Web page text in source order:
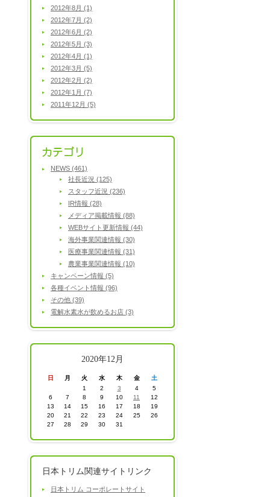
2012年8月 (1)
2012年7月 (2)
2012年6月 (2)
2012年5月 (3)
2012年4月 (1)
2012年3月 (5)
2012年2月 (2)
2012年1月 (7)
2011年12月 (5)
NEWS (461)
社長近況 (125)
スタッフ近況 (236)
IR情報 (28)
メディア掲載情報 (88)
WEBサイト更新情報 (44)
海外事業関連情報 (30)
医療事業関連情報 (31)
農業事業関連情報 (10)
キャンペーン情報 (5)
各種イベント情報 (96)
その他 (39)
電解水素水が飲めるお店 (3)
2020年12月
日 月 火 水 木 金
土
1
2 3 4
5
6
7 8 9 10 11
12
13
14 15 16 17 18
19
20
21 22 23 24 25
26
27
28 29 30 31
日本トリム関連サイトリンク
日本トリム コーポレートサイト